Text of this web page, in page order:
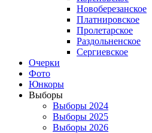
Новоберезанское
Платнировское
Пролетарское
Раздольненское
Сергиевское
Очерки
Фото
Юнкоры
Выборы
Выборы 2024
Выборы 2025
Выборы 2026